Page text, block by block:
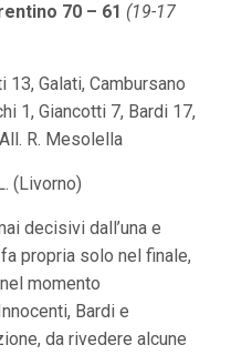
70 – 61 (19-17
13, Galati, Cambursano
1, Giancotti 7, Bardi 17,
R. Mesolella
(Livorno)
decisivi dall’una e
propria solo nel finale,
momento
Bardi e
da rivedere alcune